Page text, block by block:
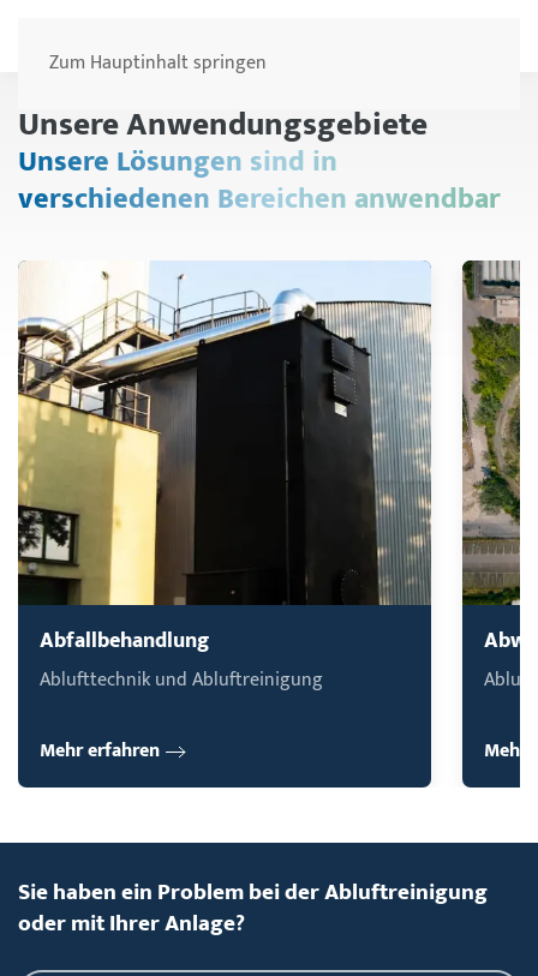
Zum Hauptinhalt springen
Unsere Anwendungsgebiete
Unsere Lösungen sind in
verschiedenen Bereichen anwendbar
Abfallbehandlung
Ablufttechnik und Abluft­reinigung
Mehr erfahren Mehr
Sie haben ein Problem bei der Abluftreinigung
oder mit Ihrer Anlage?